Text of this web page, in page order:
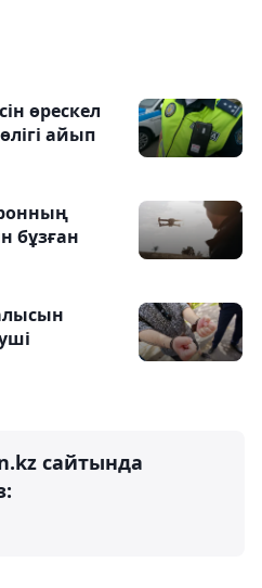
өрескел
айып
бұзған
сайтында